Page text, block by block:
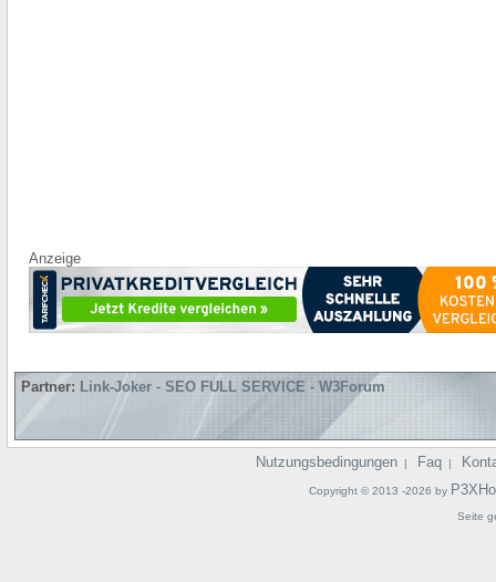
Anzeige
Partner: Link-Joker - SEO FULL SERVICE - W3Forum
Nutzungsbedingungen | Faq |
Copyright © 2013 -2026 by
Seite